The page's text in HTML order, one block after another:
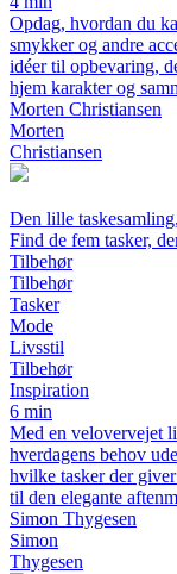
Opdag, hvordan du
smykker og andre
idéer til opbevaring,
hjem karakter og
Morten Christiansen
Morten
Christiansen
Den lille
Find de fem tasker,
Tilbehør
Tilbehør
Tasker
Mode
Livsstil
Tilbehør
Inspiration
6 min
Med en velovervejet
hverdagens behov
hvilke tasker der
til den elegante
Simon Thygesen
Simon
Thygesen